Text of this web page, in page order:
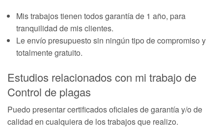
Mis trabajos tienen todos garantía de 1 año, para
tranquilidad de mis clientes.
Le envío presupuesto sin ningún tipo de compromiso y
totalmente gratuito.
Estudios relacionados con mi trabajo de
Control de plagas
Puedo presentar certificados oficiales de garantía y/o de
calidad en cualquiera de los trabajos que realizo.